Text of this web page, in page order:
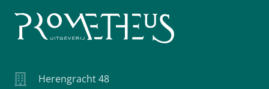
Herengracht 48